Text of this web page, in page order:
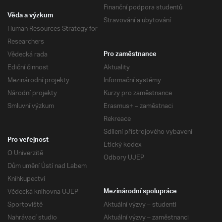
Finanční podpora studentů
Stravování a ubytování
Věda a výzkum
Human Resources Strategy for
Researchers
Vědecká rada
Ediční činnost
Mezinárodní projekty
Národní projekty
Smluvní výzkum
Pro zaměstnance
Aktuality
Informační systémy
Kurzy pro zaměstnance
Erasmus+ – zaměstnaci
Rekreace
Sdílení přístrojového vybavení
Etický kodex
Odbory UJEP
Pro veřejnost
O Univerzitě
Dům umění Ústí nad Labem
Knihkupectví
Vědecká knihovna UJEP
Sportoviště
Nahrávací studio
Mezinárodní spolupráce
Aktuální výzvy – studenti
Aktuální výzvy – zaměstnanci